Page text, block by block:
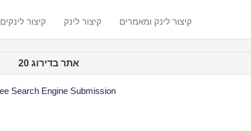
קיצור לינקים קיצור לינק קיצור לינק ומאמרים
אתר בדירוג 20